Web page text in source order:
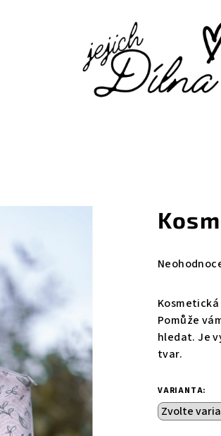
Průměrné
produktu
je
0,0
z
Pomůže
hledat. Je
tvar.
VARIANTA: